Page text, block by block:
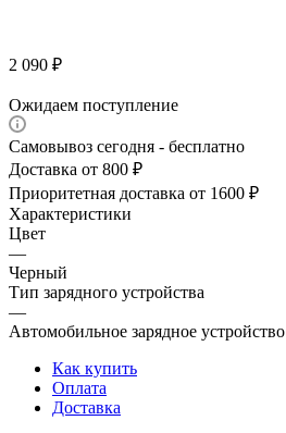
2 090 ₽
Ожидаем поступление
Самовывоз сегодня - бесплатно
Доставка от 800 ₽
Приоритетная доставка от 1600 ₽
Характеристики
Цвет
—
Черный
Тип зарядного устройства
—
Автомобильное зарядное устройство
Как купить
Оплата
Доставка